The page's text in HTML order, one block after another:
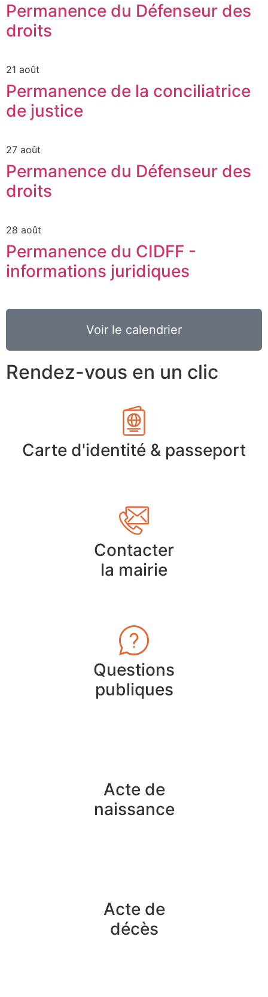
Permanence du Défenseur des
droits
21 août
Permanence de la conciliatrice
de justice
27 août
Permanence du Défenseur des
droits
28 août
Permanence du CIDFF -
informations juridiques
Voir le calendrier
Rendez-vous en un clic
Carte d'identité & passeport
Contacter
la mairie
Questions
publiques
Acte de
naissance
Acte de
décès